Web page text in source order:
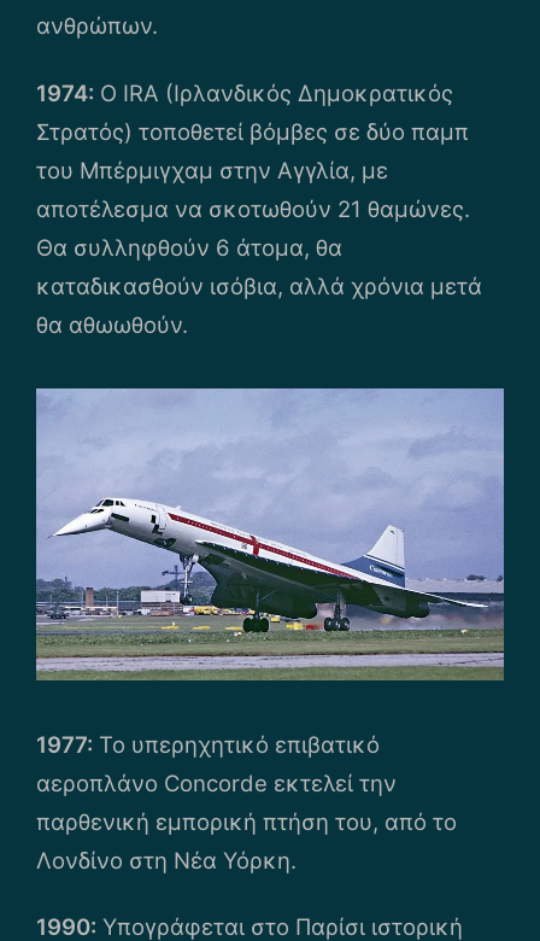
ανθρώπων.
1974: Ο ΙRA (Ιρλανδικός Δημοκρατικός
Στρατός) τοποθετεί βόμβες σε δύο παμπ
του Μπέρμιγχαμ στην Αγγλία, με
αποτέλεσμα να σκοτωθούν 21 θαμώνες.
Θα συλληφθούν 6 άτομα, θα
καταδικασθούν ισόβια, αλλά χρόνια μετά
θα αθωωθούν.
1977: Το υπερηχητικό επιβατικό
αεροπλάνο Concorde εκτελεί την
παρθενική εμπορική πτήση του, από το
Λονδίνο στη Νέα Υόρκη.
1990: Υπογράφεται στο Παρίσι ιστορική